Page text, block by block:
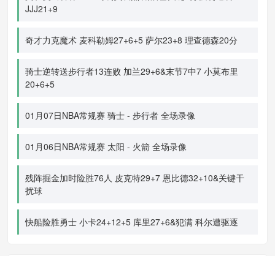
JJJ21+9
奇才力克魔术 麦科勒姆27+6+5 萨尔23+8 理查德森20分
骑士逆转送步行者13连败 加兰29+6&末节7中7 小莫布里
20+6+5
01月07日NBA常规赛 骑士 - 步行者 全场录像
01月06日NBA常规赛 太阳 - 火箭 全场录像
残阵掘金加时险胜76人 皮克特29+7 恩比德32+10&关键干
扰球
快船险胜勇士 小卡24+12+5 库里27+6&犯满 科尔遭驱逐